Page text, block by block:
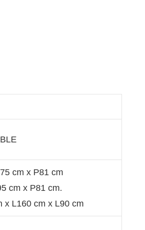
cm x P81 cm
cm x P81 cm.
x L160 cm x L90 cm